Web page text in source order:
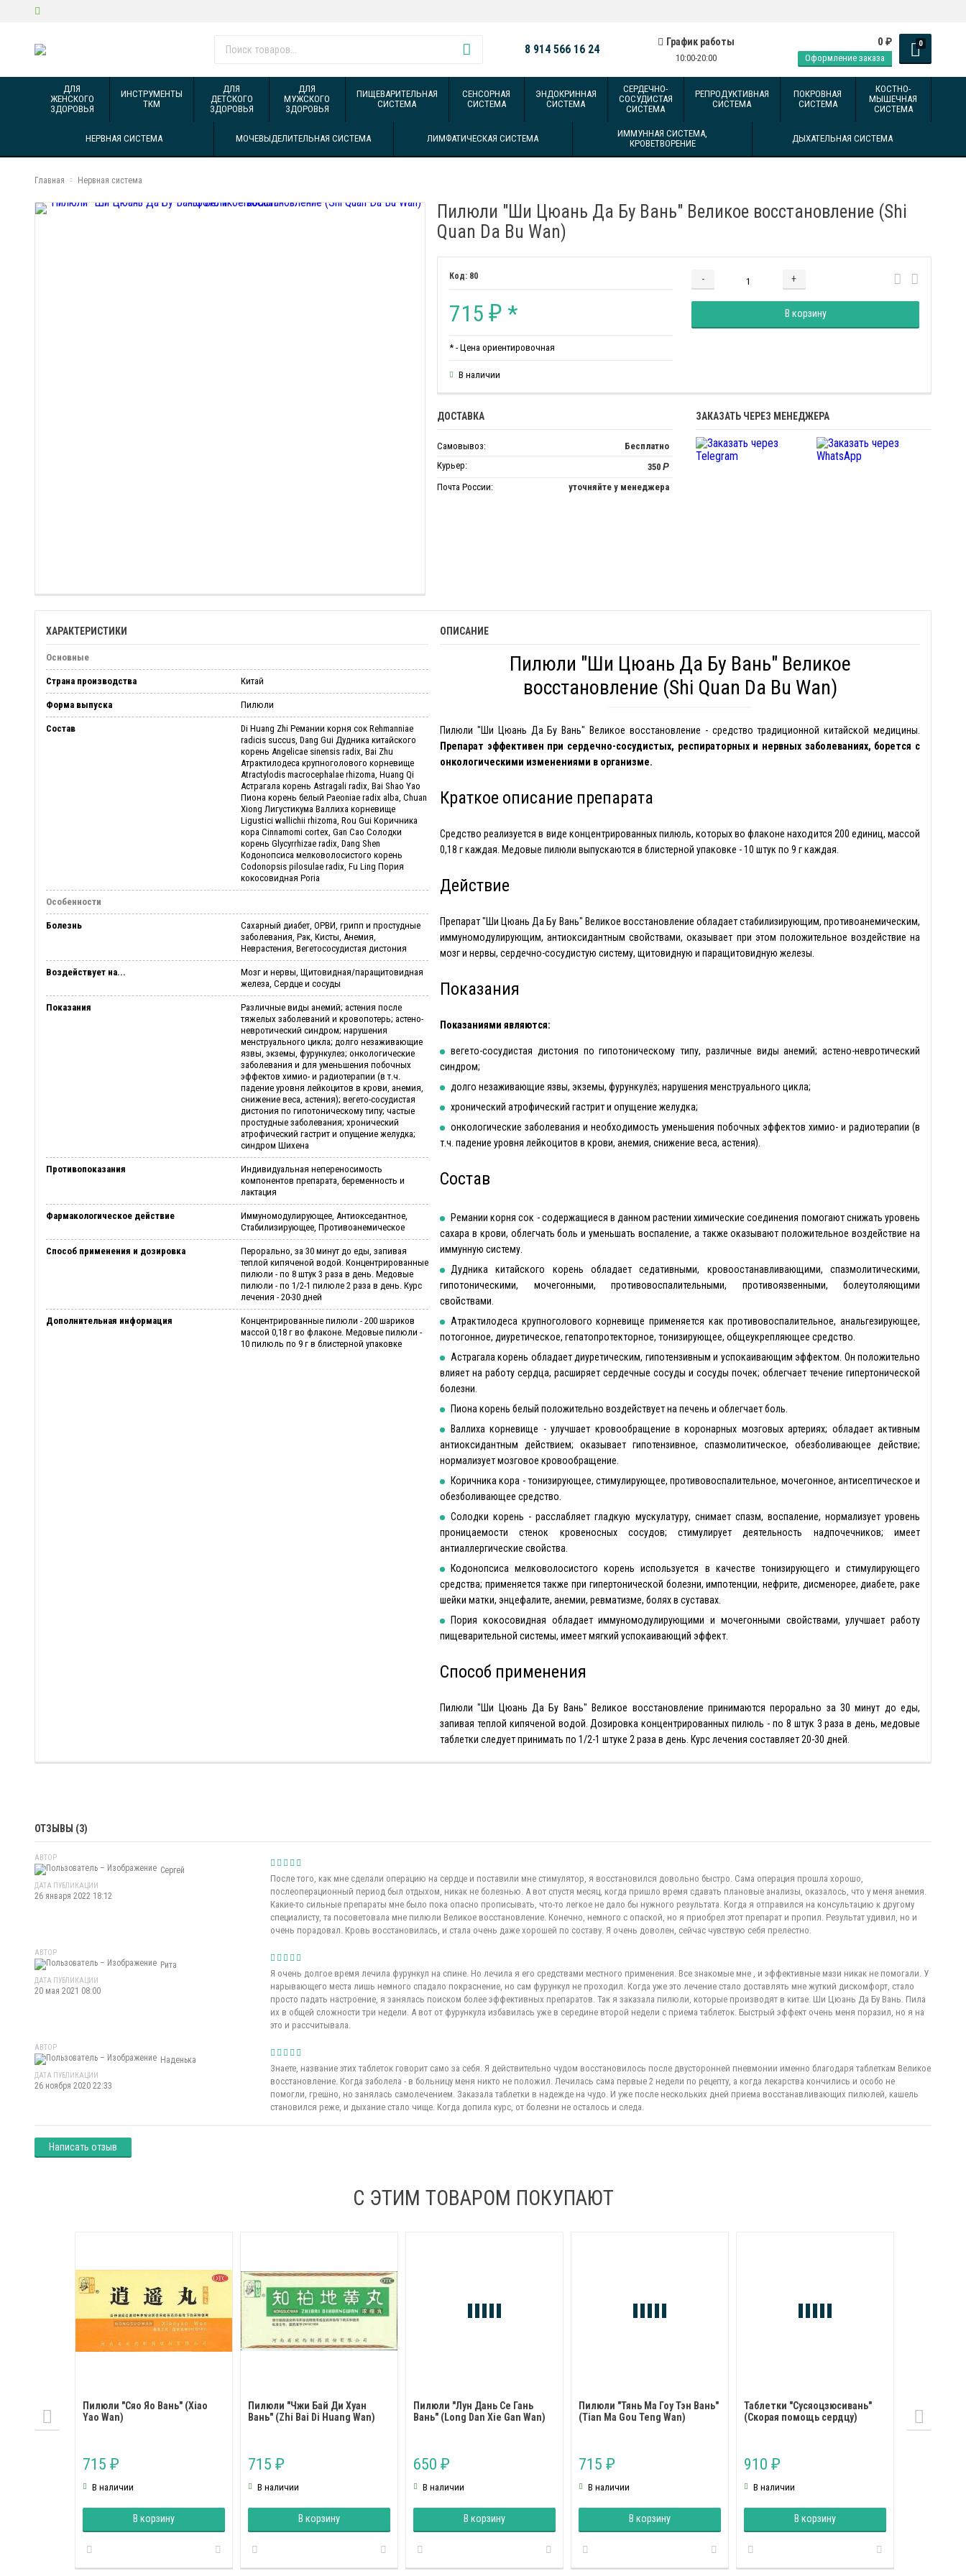
8 914 566 16 24
График работы
10:00-20:00
0
0 ₽
Оформление заказа
ДЛЯ
ЖЕНСКОГО
ЗДОРОВЬЯ
ИНСТРУМЕНТЫ
ТКМ
ДЛЯ
ДЕТСКОГО
ЗДОРОВЬЯ
ДЛЯ
МУЖСКОГО
ЗДОРОВЬЯ
ПИЩЕВАРИТЕЛЬНАЯ
СИСТЕМА
СЕНСОРНАЯ
СИСТЕМА
ЭНДОКРИННАЯ
СИСТЕМА
СЕРДЕЧНО-
СОСУДИСТАЯ
СИСТЕМА
РЕПРОДУКТИВНАЯ
СИСТЕМА
ПОКРОВНАЯ
СИСТЕМА
КОСТНО-
МЫШЕЧНАЯ
СИСТЕМА
НЕРВНАЯ СИСТЕМА МОЧЕВЫДЕЛИТЕЛЬНАЯ СИСТЕМА ЛИМФАТИЧЕСКАЯ СИСТЕМА
ИММУННАЯ СИСТЕМА,
КРОВЕТВОРЕНИЕ
ДЫХАТЕЛЬНАЯ СИСТЕМА
Главная Нервная система
Пилюли "Ши Цюань Да Бу Вань" Великое восстановление (Shi
Quan Da Bu Wan)
- +
Добавляется...
В корзину
Добавлен
80
715 ₽ *
* - Цена ориентировочная
В наличии
ДОСТАВКА
Самовывоз:
Бесплатно
Курьер:
350 Р
Почта России:
уточняйте у менеджера
ЗАКАЗАТЬ ЧЕРЕЗ МЕНЕДЖЕРА
ХАРАКТЕРИСТИКИ
Основные
Страна производства Китай
Форма выпуска Пилюли
Состав
Di Huang Zhi Ремании корня сок Rehmanniae
radicis succus, Dang Gui Дудника китайского
корень Angelicae sinensis radix, Bai Zhu
Атрактилодеса крупноголового корневище
Atractylodis macrocephalae rhizoma, Huang Qi
Астрагала корень Astragali radix, Bai Shao Yao
Пиона корень белый Paeoniae radix alba, Chuan
Xiong Лигустикума Валлиха корневище
Ligustici wallichii rhizoma, Rou Gui Коричника
кора Cinnamomi cortex, Gan Cao Солодки
корень Glycyrrhizae radix, Dang Shen
Кодонопсиса мелковолосистого корень
Codonopsis pilosulae radix, Fu Ling Пория
кокосовидная Poria
Особенности
Болезнь
Сахарный диабет, ОРВИ, грипп и простудные
заболевания, Рак, Кисты, Анемия,
Неврастения, Вегетососудистая дистония
Воздействует на...
Мозг и нервы, Щитовидная/паращитовидная
железа, Сердце и сосуды
Показания
Различные виды анемий; астения после
тяжелых заболеваний и кровопотерь; астено-
невротический синдром; нарушения
менструального цикла; долго незаживающие
язвы, экземы, фурункулез; онкологические
заболевания и для уменьшения побочных
эффектов химио- и радиотерапии (в т.ч.
падение уровня лейкоцитов в крови, анемия,
снижение веса, астения); вегето-сосудистая
дистония по гипотоническому типу; частые
простудные заболевания; хронический
атрофический гастрит и опущение желудка;
синдром Шихена
Противопоказания
Индивидуальная непереносимость
компонентов препарата, беременность и
лактация
Фармакологическое действие
Иммуномодулирующее, Антиокседантное,
Стабилизирующее, Противоанемическое
Способ применения и дозировка
Перорально, за 30 минут до еды, запивая
теплой кипяченой водой. Концентрированные
пилюли - по 8 штук 3 раза в день. Медовые
пилюли - по 1/2-1 пилюле 2 раза в день. Курс
лечения - 20-30 дней
Дополнительная информация
Концентрированные пилюли - 200 шариков
массой 0,18 г во флаконе. Медовые пилюли -
10 пилюль по 9 г в блистерной упаковке
ОПИСАНИЕ
Пилюли "Ши Цюань Да Бу Вань" Великое
восстановление (Shi Quan Da Bu Wan)
Пилюли "Ши Цюань Да Бу Вань" Великое восстановление - средство традиционной китайской медицины.
Препарат эффективен при сердечно-сосудистых, респираторных и нервных заболеваниях, борется с
онкологическими изменениями в организме.
Краткое описание препарата
Средство реализуется в виде концентрированных пилюль, которых во флаконе находится 200 единиц, массой
0,18 г каждая. Медовые пилюли выпускаются в блистерной упаковке - 10 штук по 9 г каждая.
Действие
Препарат "Ши Цюань Да Бу Вань" Великое восстановление обладает стабилизирующим, противоанемическим,
иммуномодулирующим, антиоксидантным свойствами, оказывает при этом положительное воздействие на
мозг и нервы, сердечно-сосудистую систему, щитовидную и паращитовидную железы.
Показания
Показаниями являются:
вегето-сосудистая дистония по гипотоническому типу, различные виды анемий; астено-невротический
синдром;
долго незаживающие язвы, экземы, фурункулёз; нарушения менструального цикла;
хронический атрофический гастрит и опущение желудка;
онкологические заболевания и необходимость уменьшения побочных эффектов химио- и радиотерапии (в
т.ч. падение уровня лейкоцитов в крови, анемия, снижение веса, астения).
Состав
Ремании корня сок - содержащиеся в данном растении химические соединения помогают снижать уровень
сахара в крови, облегчать боль и уменьшать воспаление, а также оказывают положительное воздействие на
иммунную систему.
Дудника китайского корень обладает седативными, кровоостанавливающими, спазмолитическими,
гипотоническими, мочегонными, противовоспалительными, противоязвенными, болеутоляющими
свойствами.
Атрактилодеса крупноголового корневище применяется как противовоспалительное, анальгезирующее,
потогонное, диуретическое, гепатопротекторное, тонизирующее, общеукрепляющее средство.
Астрагала корень обладает диуретическим, гипотензивным и успокаивающим эффектом. Он положительно
влияет на работу сердца, расширяет сердечные сосуды и сосуды почек; облегчает течение гипертонической
болезни.
Пиона корень белый положительно воздействует на печень и облегчает боль.
Валлиха корневище - улучшает кровообращение в коронарных мозговых артериях; обладает активным
антиоксидантным действием; оказывает гипотензивное, спазмолитическое, обезболивающее действие;
нормализует мозговое кровообращение.
Коричника кора - тонизирующее, стимулирующее, противовоспалительное, мочегонное, антисептическое и
обезболивающее средство.
Солодки корень - расслабляет гладкую мускулатуру, снимает спазм, воспаление, нормализует уровень
проницаемости стенок кровеносных сосудов; стимулирует деятельность надпочечников; имеет
антиаллергические свойства.
Кодонопсиса мелковолосистого корень используется в качестве тонизирующего и стимулирующего
средства; применяется также при гипертонической болезни, импотенции, нефрите, дисменорее, диабете, раке
шейки матки, энцефалите, анемии, ревматизме, болях в суставах.
Пория кокосовидная обладает иммуномодулирующими и мочегонными свойствами, улучшает работу
пищеварительной системы, имеет мягкий успокаивающий эффект.
Способ применения
Пилюли "Ши Цюань Да Бу Вань" Великое восстановление принимаются перорально за 30 минут до еды,
запивая теплой кипяченой водой. Дозировка концентрированных пилюль - по 8 штук 3 раза в день, медовые
таблетки следует принимать по 1/2-1 штуке 2 раза в день. Курс лечения составляет 20-30 дней.
ОТЗЫВЫ (3)
АВТОР
Сергей
ДАТА ПУБЛИКАЦИИ
26 января 2022 18:12
После того, как мне сделали операцию на сердце и поставили мне стимулятор, я восстановился довольно быстро. Сама операция прошла хорошо,
послеоперационный период был отдыхом, никак не болезнью. А вот спустя месяц, когда пришло время сдавать плановые анализы, оказалось, что у меня анемия.
Какие-то сильные препараты мне было пока опасно прописывать, что-то легкое не дало бы нужного результата. Когда я отправился на консультацию к другому
специалисту, та посоветовала мне пилюли Великое восстановление. Конечно, немного с опаской, но я приобрел этот препарат и пропил. Результат удивил, но и
очень порадовал. Кровь восстановилась, и стала очень даже хорошей по составу. Я очень доволен, сейчас чувствую себя прелестно.
АВТОР
Рита
ДАТА ПУБЛИКАЦИИ
20 мая 2021 08:00
Я очень долгое время лечила фурункул на спине. Но лечила я его средствами местного применения. Все знакомые мне , и эффективные мази никак не помогали. У
нарывающего места лишь немного спадало покраснение, но сам фурункул не проходил. Когда уже это лечение стало доставлять мне жуткий дискомфорт, стало
просто падать настроение, я занялась поиском более эффективных препаратов. Так я заказала пилюли, которые производят в китае. Ши Цюань Да Бу Вань. Пила
их в общей сложности три недели. А вот от фурункула избавилась уже в середине второй недели с приема таблеток. Быстрый эффект очень меня поразил, но я на
это и рассчитывала.
АВТОР
Наденька
ДАТА ПУБЛИКАЦИИ
26 ноября 2020 22:33
Знаете, название этих таблеток говорит само за себя. Я действительно чудом восстановилось после двусторонней пневмонии именно благодаря таблеткам Великое
восстановление. Когда заболела - в больницу меня никто не положил. Лечилась сама первые 2 недели по рецепту, а когда лекарства кончились и особо не
помогли, грешно, но занялась самолечением. Заказала таблетки в надежде на чудо. И уже после нескольких дней приема восстанавливающих пилюлей, кашель
становился реже, и дыхание стало чище. Когда допила курс, от болезни не осталось и следа.
Написать отзыв
С ЭТИМ ТОВАРОМ ПОКУПАЮТ
Пилюли "Сяо Яо Вань" (Xiao
Yao Wan)
715 ₽
В наличии
В корзину
Пилюли "Чжи Бай Ди Хуан
Вань" (Zhi Bai Di Huang Wan)
715 ₽
В наличии
В корзину
Пилюли "Лун Дань Се Гань
Вань" (Long Dan Xie Gan Wan)
650 ₽
В наличии
В корзину
Пилюли "Тянь Ма Гоу Тэн Вань"
(Tian Ma Gou Teng Wan)
715 ₽
В наличии
В корзину
Таблетки "Сусяоцзюсивань"
(Скорая помощь сердцу)
910 ₽
В наличии
В корзину